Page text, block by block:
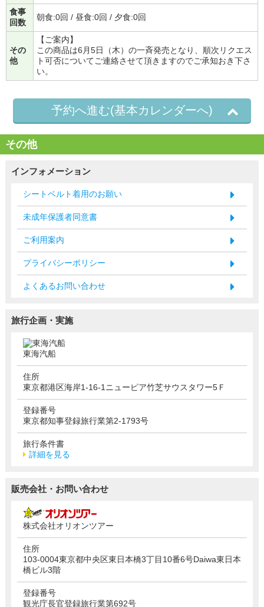
食事
回数
朝食:0回 / 昼食:0回 / 夕食:0回
その
他
【ご案内】
この商品は6月5日（木）の一斉発売となり、順次リクエス
ト可否についてご連絡させて頂きますのでご承知おき下さ
い。
予約へ進む(基本カレンダーへ)
その他
インフォメーション
シートベルト着用のお願い
未成年保護者同意書
ご利用案内
プライバシーポリシー
よくあるお問い合わせ
旅行企画・実施
東海汽船
住所
東京都港区海岸1-16-1ニューピア竹芝サウスタワー5Ｆ
登録番号
東京都知事登録旅行業第2-1793号
旅行条件書
詳細を見る
販売会社・お問い合わせ
株式会社オリオンツアー
住所
103-0004東京都中央区東日本橋3丁目10番6号Daiwa東日本
橋ビル3階
登録番号
観光庁長官登録旅行業第692号